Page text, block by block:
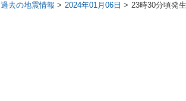
過去の地震情報 2024年01月06日 23時30分頃発